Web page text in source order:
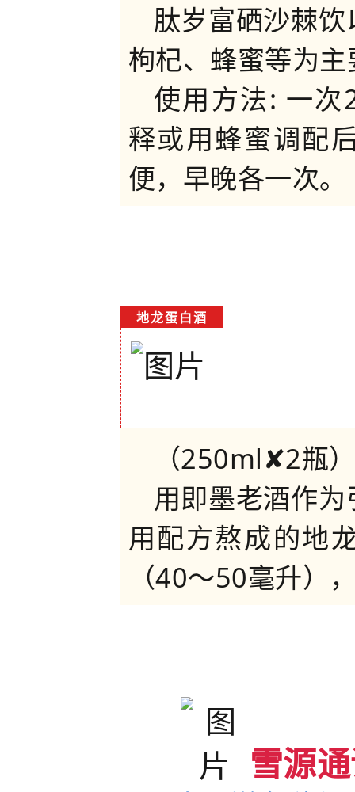
肽岁富硒沙棘
枸杞、蜂蜜等为
使用方法: 一
释或用蜂蜜调配
便，早晚各一次。
地龙蛋白酒
（250ml✘2瓶
用即墨老酒作
用配方熬成的地
（40～50毫升）
雪源